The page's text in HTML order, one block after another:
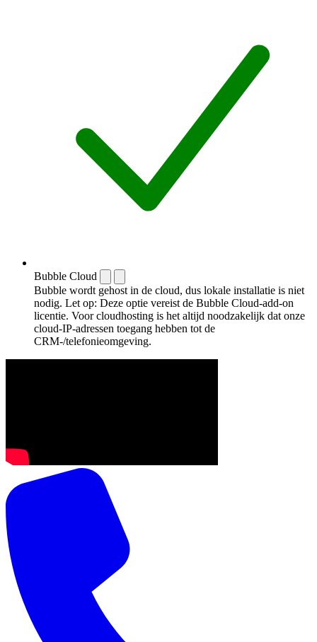
Bubble Cloud
Bubble wordt gehost in de cloud, dus lokale installatie is niet
nodig. Let op: Deze optie vereist de Bubble Cloud-add-on
licentie. Voor cloudhosting is het altijd noodzakelijk dat onze
cloud-IP-adressen toegang hebben tot de
CRM-/telefonieomgeving.